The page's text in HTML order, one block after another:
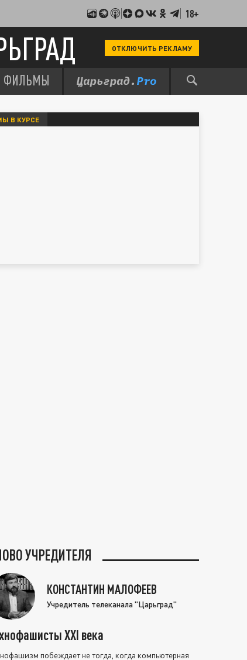
18+
ОТКЛЮЧИТЬ РЕКЛАМУ
ФИЛЬМЫ
В КУРСЕ
УЧРЕДИТЕЛЯ
КОНСТАНТИН МАЛОФЕЕВ
Учредитель телеканала "Царьград"
XXI века
побеждает не тогда, когда компьютерная